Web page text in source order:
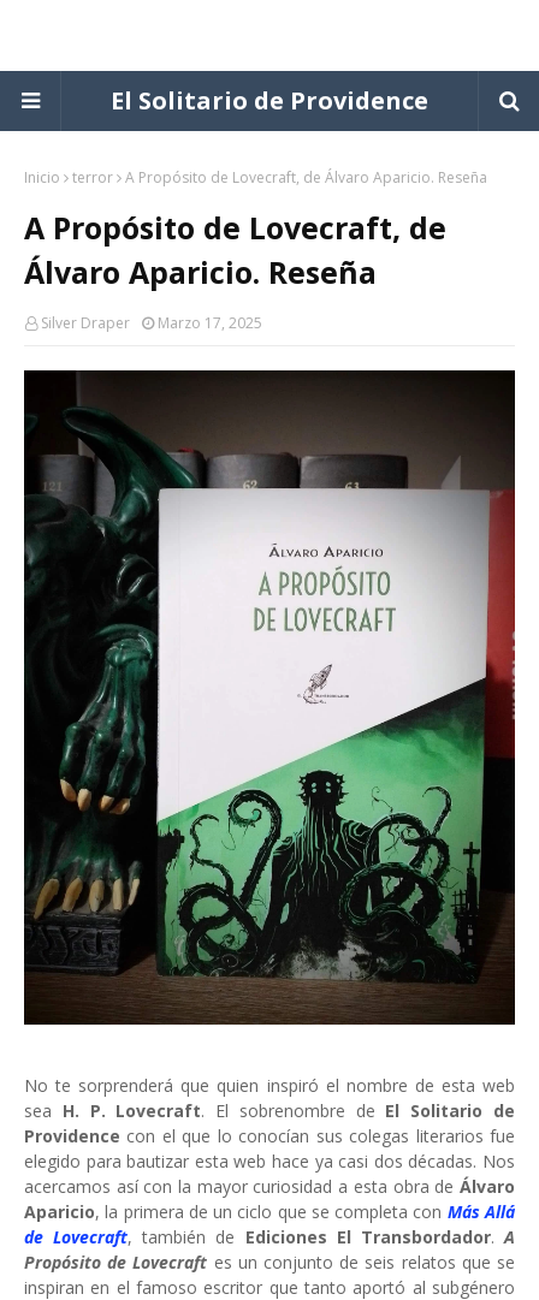
El Solitario de Providence
Inicio terror A Propósito de Lovecraft, de Álvaro Aparicio. Reseña
A Propósito de Lovecraft, de
Álvaro Aparicio. Reseña
Silver Draper Marzo 17, 2025
No te sorprenderá que quien inspiró el nombre de esta web
sea H. P. Lovecraft. El sobrenombre de El Solitario de
Providence con el que lo conocían sus colegas literarios fue
elegido para bautizar esta web hace ya casi dos décadas. Nos
acercamos así con la mayor curiosidad a esta obra de Álvaro
Aparicio, la primera de un ciclo que se completa con Más Allá
de Lovecraft, también de Ediciones El Transbordador.A
Propósito de Lovecraft es un conjunto de seis relatos que se
inspiran en el famoso escritor que tanto aportó al subgénero